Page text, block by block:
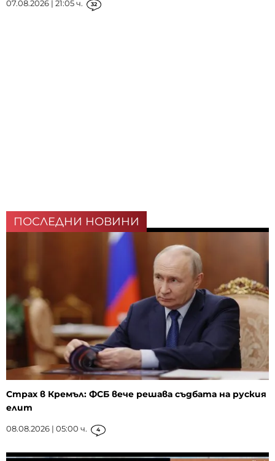
07.08.2026 | 21:05 ч. 32
ПОСЛЕДНИ НОВИНИ
Страх в Кремъл: ФСБ вече решава съдбата на руския
елит
08.08.2026 | 05:00 ч. 4